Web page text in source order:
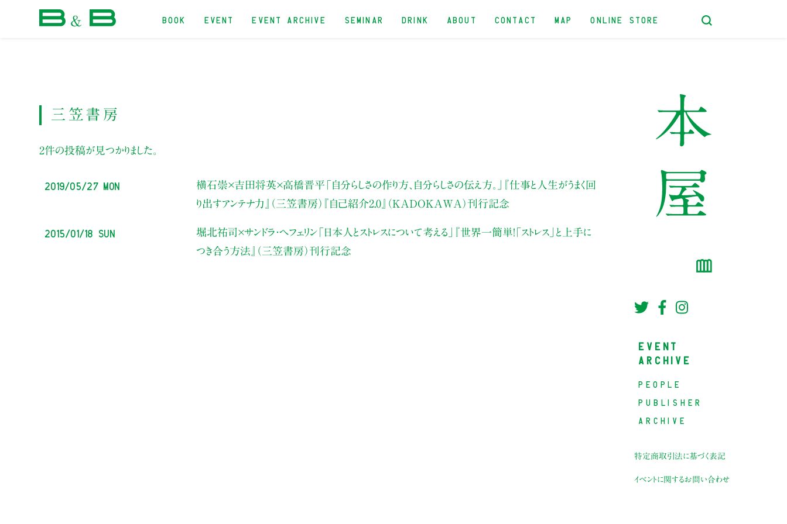
BOOK EVENT EVENT ARCHIVE SEMINAR DRINK ABOUT CONTACT MAP ONLINE STORE
三笠書房
2件の投稿が見つかりました。
2019/05/27 Mon 横石崇×吉田将英×高橋晋平 「自分らしさの作り方、自分らしさの伝え方。」
『仕事と人生がうまく回
り出すアンテナ力』（三笠書房）『自己紹介2.0』（KADOKAWA）刊行記念
2015/01/18 Sun
堀北祐司×サンドラ・ヘフェリン「日本人とストレスについて考える」『世界一簡単！「ストレス」と上手に
つき合う方法』（三笠書房）刊行記念
EVENT
ARCHIVE
PEOPLE
PUBLISHER
ARCHIVE
特定商取引法に基づく表記
イベントに関するお問い合わせ